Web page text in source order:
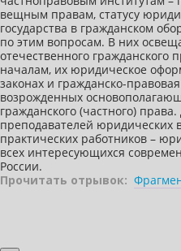
вещным правам, статусу
государства в гражданском
по этим вопросам. В них
отечественного гражданского
началам, их юридическое
законах и гражданско-
возрожденных
гражданского (частного)
преподавателей юридических
практических работников –
всех интересующихся
России.
Прочитать отрывок: